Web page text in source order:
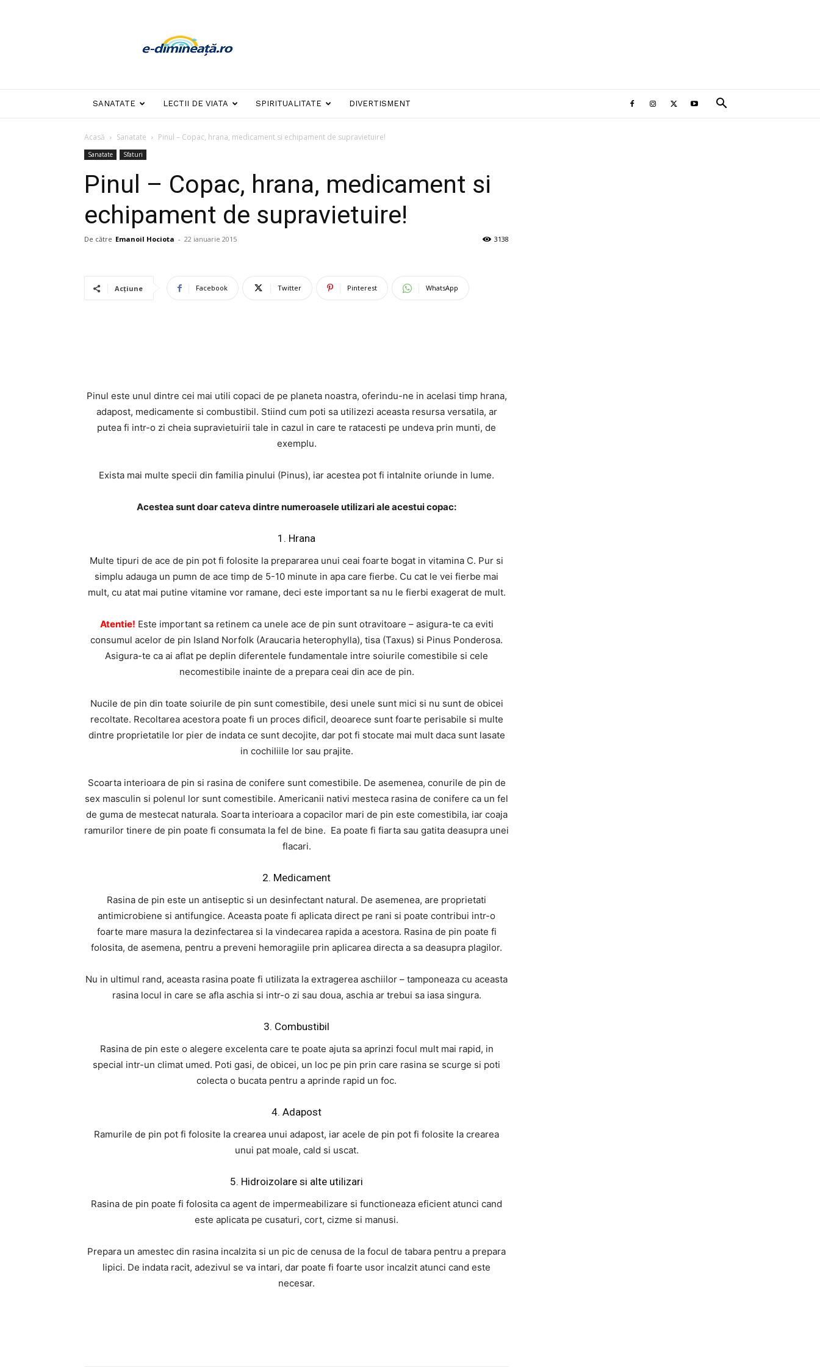
dimineata
SANATATE LECTII DE VIATA SPIRITUALITATE DIVERTISMENT
Acasă Sanatate Pinul – Copac, hrana, medicament si echipament de supravietuire!
Sanatate Sfaturi
Pinul – Copac, hrana, medicament si
echipament de supravietuire!
De către Emanoil Hociota - 22 ianuarie 2015 3138
Acțiune Facebook Twitter Pinterest WhatsApp
Pinul este unul dintre cei mai utili copaci de pe planeta noastra, oferindu-ne in acelasi timp hrana,
adapost, medicamente si combustibil. Stiind cum poti sa utilizezi aceasta resursa versatila, ar
putea fi intr-o zi cheia supravietuirii tale in cazul in care te ratacesti pe undeva prin munti, de
exemplu.
Exista mai multe specii din familia pinului (Pinus), iar acestea pot fi intalnite oriunde in lume.
Acestea sunt doar cateva dintre numeroasele utilizari ale acestui copac:
1. Hrana
Multe tipuri de ace de pin pot fi folosite la prepararea unui ceai foarte bogat in vitamina C. Pur si
simplu adauga un pumn de ace timp de 5-10 minute in apa care fierbe. Cu cat le vei fierbe mai
mult, cu atat mai putine vitamine vor ramane, deci este important sa nu le fierbi exagerat de mult.
Atentie! Este important sa retinem ca unele ace de pin sunt otravitoare – asigura-te ca eviti
consumul acelor de pin Island Norfolk (Araucaria heterophylla), tisa (Taxus) si Pinus Ponderosa.
Asigura-te ca ai aflat pe deplin diferentele fundamentale intre soiurile comestibile si cele
necomestibile inainte de a prepara ceai din ace de pin.
Nucile de pin din toate soiurile de pin sunt comestibile, desi unele sunt mici si nu sunt de obicei
recoltate. Recoltarea acestora poate fi un proces dificil, deoarece sunt foarte perisabile si multe
dintre proprietatile lor pier de indata ce sunt decojite, dar pot fi stocate mai mult daca sunt lasate
in cochiliile lor sau prajite.
Scoarta interioara de pin si rasina de conifere sunt comestibile. De asemenea, conurile de pin de
sex masculin si polenul lor sunt comestibile. Americanii nativi mesteca rasina de conifere ca un fel
de guma de mestecat naturala. Soarta interioara a copacilor mari de pin este comestibila, iar coaja
ramurilor tinere de pin poate fi consumata la fel de bine. Ea poate fi fiarta sau gatita deasupra unei
flacari.
2. Medicament
Rasina de pin este un antiseptic si un desinfectant natural. De asemenea, are proprietati
antimicrobiene si antifungice. Aceasta poate fi aplicata direct pe rani si poate contribui intr-o
foarte mare masura la dezinfectarea si la vindecarea rapida a acestora. Rasina de pin poate fi
folosita, de asemena, pentru a preveni hemoragiile prin aplicarea directa a sa deasupra plagilor.
Nu in ultimul rand, aceasta rasina poate fi utilizata la extragerea aschiilor – tamponeaza cu aceasta
rasina locul in care se afla aschia si intr-o zi sau doua, aschia ar trebui sa iasa singura.
3. Combustibil
Rasina de pin este o alegere excelenta care te poate ajuta sa aprinzi focul mult mai rapid, in
special intr-un climat umed. Poti gasi, de obicei, un loc pe pin prin care rasina se scurge si poti
colecta o bucata pentru a aprinde rapid un foc.
4. Adapost
Ramurile de pin pot fi folosite la crearea unui adapost, iar acele de pin pot fi folosite la crearea
unui pat moale, cald si uscat.
5. Hidroizolare si alte utilizari
Rasina de pin poate fi folosita ca agent de impermeabilizare si functioneaza eficient atunci cand
este aplicata pe cusaturi, cort, cizme si manusi.
Prepara un amestec din rasina incalzita si un pic de cenusa de la focul de tabara pentru a prepara
lipici. De indata racit, adezivul se va intari, dar poate fi foarte usor incalzit atunci cand este
necesar.